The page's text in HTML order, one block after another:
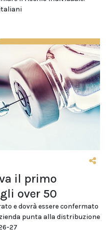
il primo
over 50
e dovrà essere confermato
punta alla distribuzione
27